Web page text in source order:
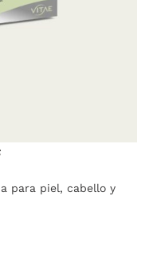
para piel, cabello y